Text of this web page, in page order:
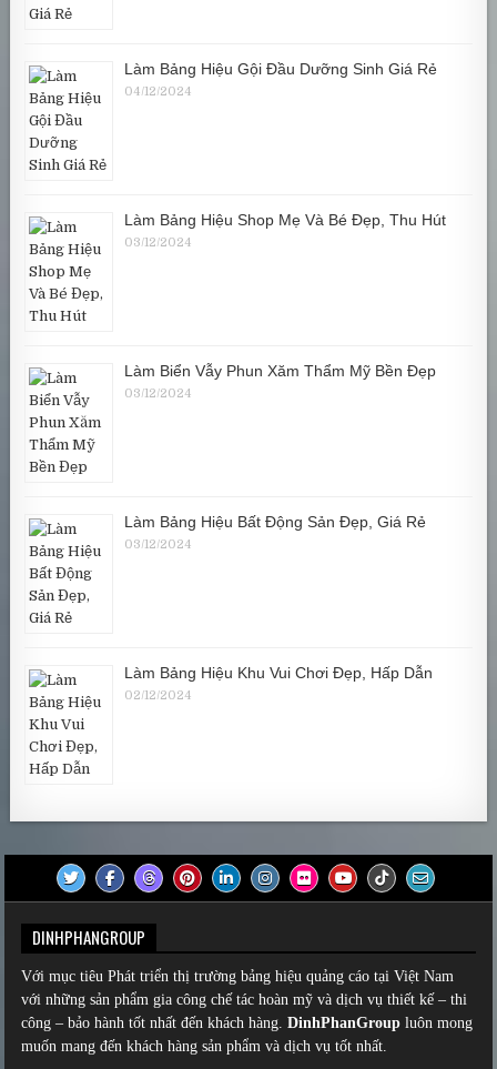
Làm Bảng Hiệu Gội Đầu Dưỡng Sinh Giá Rẻ
04/12/2024
Làm Bảng Hiệu Shop Mẹ Và Bé Đẹp, Thu Hút
03/12/2024
Làm Biển Vẫy Phun Xăm Thẩm Mỹ Bền Đẹp
03/12/2024
Làm Bảng Hiệu Bất Động Sản Đẹp, Giá Rẻ
03/12/2024
Làm Bảng Hiệu Khu Vui Chơi Đẹp, Hấp Dẫn
02/12/2024
DINHPHANGROUP
Với mục tiêu Phát triển thị trường bảng hiệu quảng cáo tại Việt Nam
với những sản phẩm gia công chế tác hoàn mỹ và dịch vụ thiết kế – thi
công – bảo hành tốt nhất đến khách hàng.DinhPhanGroup luôn mong
muốn mang đến khách hàng sản phẩm và dịch vụ tốt nhất.